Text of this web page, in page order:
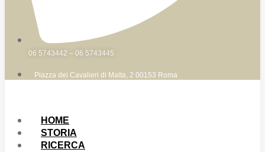
06 5743442 – 06 5743445
Piazza dei Cavalieri di Malta, 2 00153 Roma
HOME
STORIA
RICERCA